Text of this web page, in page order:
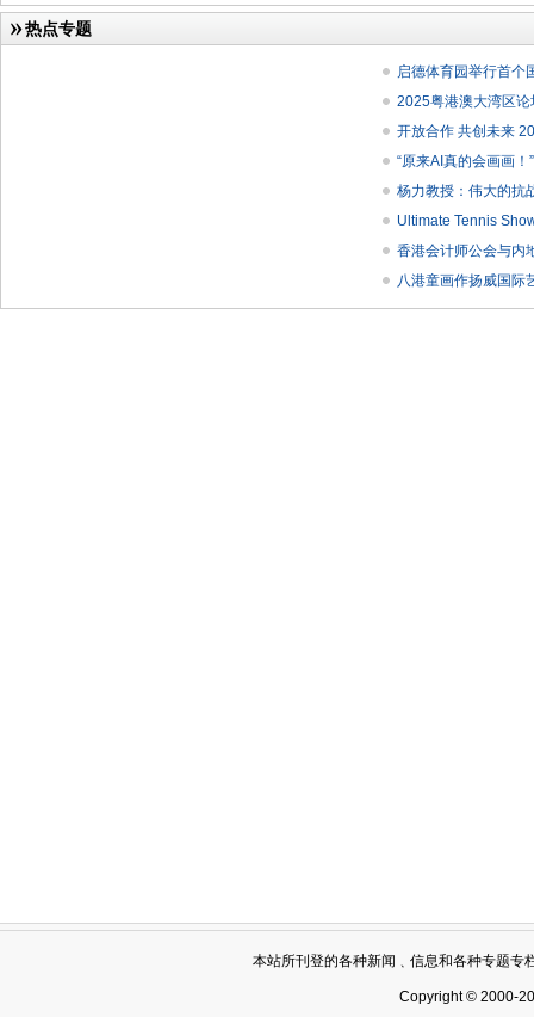
热点专题
启德体育园举行首个
2025粤港澳大湾区论
开放合作 共创未来
“原来AI真的会画画！
杨力教授：伟大的抗
Ultimate Tennis
香港会计师公会与内
八港童画作扬威国际
本站所刊登的各种新闻﹑信息和各种专题专
Copyright © 2000-